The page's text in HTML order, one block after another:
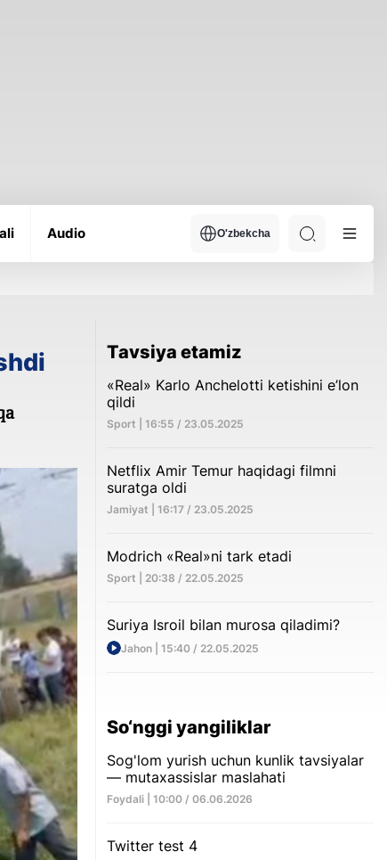
Audio O'zbekcha
Tavsiya etamiz
«Real» Karlo Anchelotti ketishini e’lon
qildi
Sport | 16:55 / 23.05.2025
Netflix Amir Temur haqidagi filmni
suratga oldi
Jamiyat | 16:17 / 23.05.2025
Modrich «Real»ni tark etadi
Sport | 20:38 / 22.05.2025
Suriya Isroil bilan murosa qiladimi?
Jahon | 15:40 / 22.05.2025
So‘nggi yangiliklar
Sog'lom yurish uchun kunlik tavsiyalar
— mutaxassislar maslahati
Foydali | 10:00 / 06.06.2026
Twitter test 4